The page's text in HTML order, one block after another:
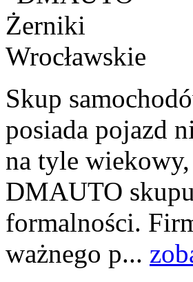
Skup
posiada pojazd
na tyle wiekowy,
DMAUTO
formalności.
ważnego p...